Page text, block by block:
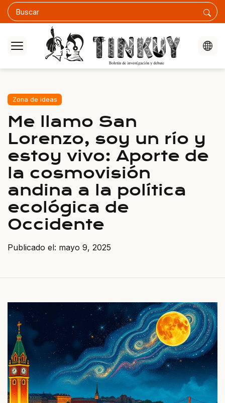
Zona de ideas
Me llamo San
Lorenzo, soy un río y
estoy vivo: Aporte de
la cosmovisión
andina a la política
ecológica de
Occidente
Publicado el: mayo 9, 2025